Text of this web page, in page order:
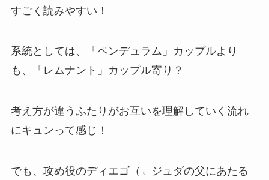
すごく読みやすい！
系統としては、「ペンデュラム」カップルより
も、「レムナント」カップル寄り？
考え方が違うふたりがお互いを理解していく流れ
にキュンって感じ！
でも、攻め役のディエゴ（←ジュダの父にあたる